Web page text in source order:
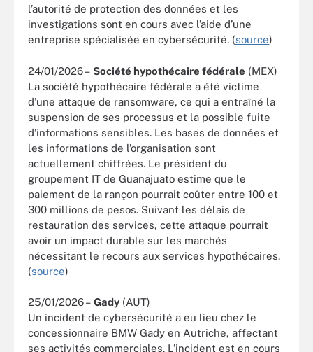
l’autorité de protection des données et les
investigations sont en cours avec l’aide d’une
entreprise spécialisée en cybersécurité. (source)
24/01/2026 – Société hypothécaire fédérale (MEX)
La société hypothécaire fédérale a été victime
d’une attaque de ransomware, ce qui a entraîné la
suspension de ses processus et la possible fuite
d’informations sensibles. Les bases de données et
les informations de l’organisation sont
actuellement chiffrées. Le président du
groupement IT de Guanajuato estime que le
paiement de la rançon pourrait coûter entre 100 et
300 millions de pesos. Suivant les délais de
restauration des services, cette attaque pourrait
avoir un impact durable sur les marchés
nécessitant le recours aux services hypothécaires.
(source)
25/01/2026 – Gady (AUT)
Un incident de cybersécurité a eu lieu chez le
concessionnaire BMW Gady en Autriche, affectant
ses activités commerciales. L’incident est en cours